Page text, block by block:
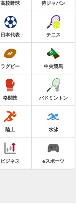
高校野球 侍ジャパン
日本代表 テニス
ラグビー 中央競馬
格闘技 バドミントン
陸上 水泳
ビジネス eスポーツ